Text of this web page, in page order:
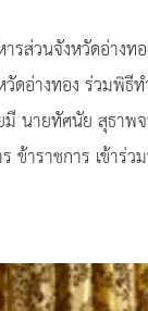
ส่วนจังหวัดอ่าง
ดอ่างทอง ร่วมพิ
นายทัศนัย สุธาพ
าราชการ เข้าร่